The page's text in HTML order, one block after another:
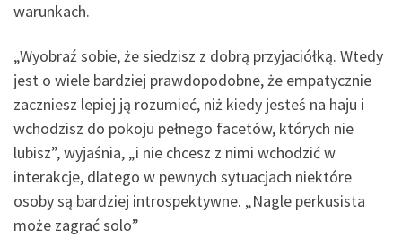
warunkach.
„Wyobraź sobie, że siedzisz z dobrą przyjaciółką. Wtedy
jest o wiele bardziej prawdopodobne, że empatycznie
zaczniesz lepiej ją rozumieć, niż kiedy jesteś na haju i
wchodzisz do pokoju pełnego facetów, których nie
lubisz”, wyjaśnia, „i nie chcesz z nimi wchodzić w
interakcje, dlatego w pewnych sytuacjach niektóre
osoby są bardziej introspektywne. „Nagle perkusista
może zagrać solo”